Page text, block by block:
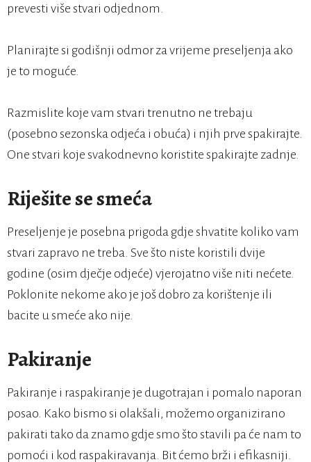
prevesti više stvari odjednom.
Planirajte si godišnji odmor za vrijeme preseljenja ako
je to moguće.
Razmislite koje vam stvari trenutno ne trebaju
(posebno sezonska odjeća i obuća) i njih prve spakirajte.
One stvari koje svakodnevno koristite spakirajte zadnje.
Riješite se smeća
Preseljenje je posebna prigoda gdje shvatite koliko vam
stvari zapravo ne treba. Sve što niste koristili dvije
godine (osim dječje odjeće) vjerojatno više niti nećete.
Poklonite nekome ako je još dobro za korištenje ili
bacite u smeće ako nije.
Pakiranje
Pakiranje i raspakiranje je dugotrajan i pomalo naporan
posao. Kako bismo si olakšali, možemo organizirano
pakirati tako da znamo gdje smo što stavili pa će nam to
pomoći i kod raspakiravanja. Bit ćemo brži i efikasniji.